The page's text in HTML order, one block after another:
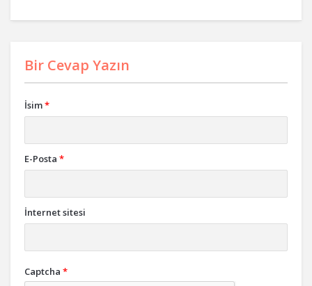
Bir Cevap Yazın
İsim*
E-Posta *
İnternet sitesi
Captcha *